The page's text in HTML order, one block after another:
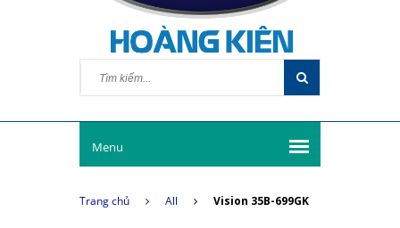
Menu
Trang chủ All Vision 35B-699GK